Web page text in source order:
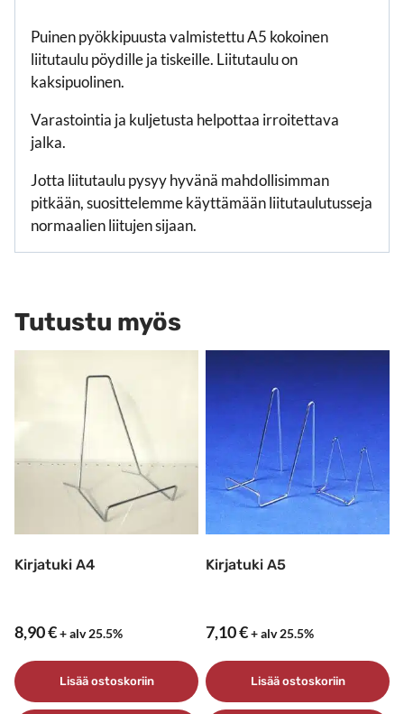
Puinen pyökkipuusta valmistettu A5 kokoinen
liitutaulu pöydille ja tiskeille. Liitutaulu on
kaksipuolinen.
Varastointia ja kuljetusta helpottaa irroitettava
jalka.
Jotta liitutaulu pysyy hyvänä mahdollisimman
pitkään, suosittelemme käyttämään liitutaulutusseja
normaalien liitujen sijaan.
Tutustu myös
Kirjatuki A4
8,90€+ alv 25.5%
Lisää ostoskoriin
Kirjatuki A5
7,10€+ alv 25.5%
Lisää ostoskoriin